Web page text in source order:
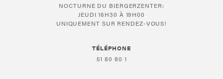
NOCTURNE DU BIERGERZENTER:
JEUDI 16H30 À 19H00
UNIQUEMENT SUR RENDEZ-VOUS!
TÉLÉPHONE
51 80 80 1